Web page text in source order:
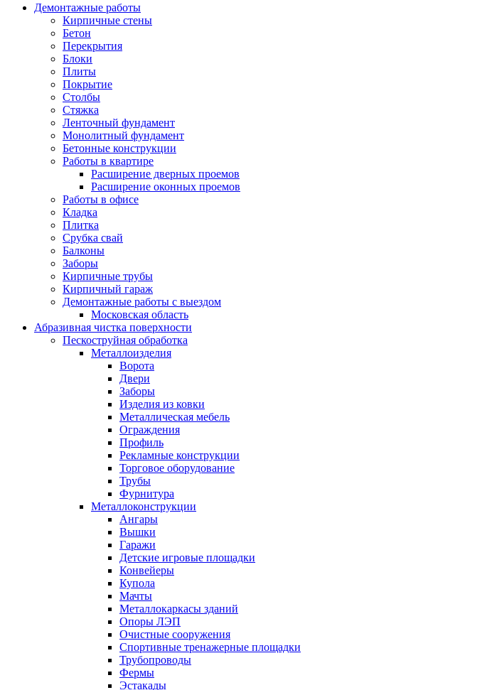
Демонтажные работы
Кирпичные стены
Бетон
Перекрытия
Блоки
Плиты
Покрытие
Столбы
Стяжка
Ленточный фундамент
Монолитный фундамент
Бетонные конструкции
Работы в квартире
Расширение дверных проемов
Расширение оконных проемов
Работы в офисе
Кладка
Плитка
Срубка свай
Балконы
Заборы
Кирпичные трубы
Кирпичный гараж
Демонтажные работы с выездом
Московская область
Абразивная чистка поверхности
Пескоструйная обработка
Металлоизделия
Ворота
Двери
Заборы
Изделия из ковки
Металлическая мебель
Ограждения
Профиль
Рекламные конструкции
Торговое оборудование
Трубы
Фурнитура
Металлоконструкции
Ангары
Вышки
Гаражи
Детские игровые площадки
Конвейеры
Купола
Мачты
Металлокаркасы зданий
Опоры ЛЭП
Очистные сооружения
Спортивные тренажерные площадки
Трубопроводы
Фермы
Эстакады